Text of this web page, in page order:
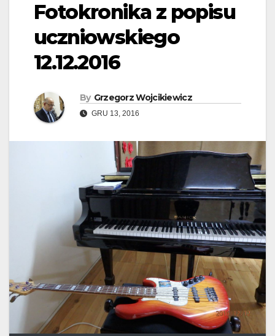
Fotokronika z popisu
uczniowskiego
12.12.2016
By Grzegorz Wojcikiewicz
GRU 13, 2016